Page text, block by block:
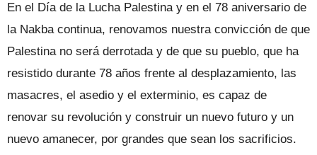
En el Día de la Lucha Palestina y en el 78 aniversario de
la Nakba continua, renovamos nuestra convicción de que
Palestina no será derrotada y de que su pueblo, que ha
resistido durante 78 años frente al desplazamiento, las
masacres, el asedio y el exterminio, es capaz de
renovar su revolución y construir un nuevo futuro y un
nuevo amanecer, por grandes que sean los sacrificios.